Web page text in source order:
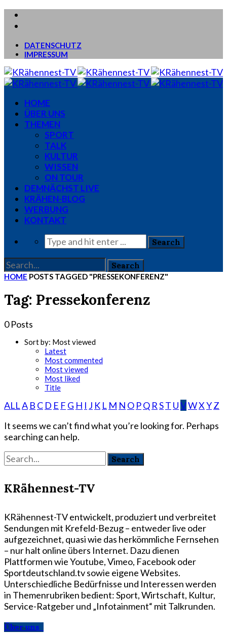
DATENSCHUTZ
IMPRESSUM
HOME
ÜBER UNS
THEMEN
SPORT
TALK
KULTUR
WISSEN
ON TOUR
DEMNÄCHST LIVE
KRÄHEN-BLOG
WERBUNG
KONTAKT
HOME POSTS TAGGED "PRESSEKONFERENZ"
Tag: Pressekonferenz
0 Posts
Sort by: Most viewed
Latest
Most commented
Most viewed
Most liked
Title
ALLA B C D E F G H I J K L M N O PQ RST UVWXYZ
It seems we can’t find what you’re looking for. Perhaps
searching can help.
KRähennest-TV
KRähennest-TV entwickelt, produziert und verbreitet
Sendungen mit Krefeld-Bezug – entweder live oder
aufgezeichnet, quasi wie das herkömmliche Fernsehen
– nur halt online übers Internet. Dazu dienen
Plattformen wie Youtube, Vimeo, Facebook oder
Sportdeutschland.tv sowie eigene Websites.
Unterschiedliche Bedürfnisse und Interessen werden
in Themenrubriken bedient: Sport, Wirtschaft, Kultur,
Service-Ratgeber und „Infotainment“ mit Talkrunden.
Über uns